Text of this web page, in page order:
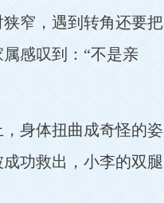
窄，遇到转角还要把
感叹到：“不是亲
身体扭曲成奇怪的姿
功救出，小李的双腿